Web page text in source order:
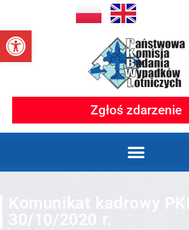
Otwórz pasek
Zgłoś zdarzenie
Komunikat kadrowy
30/10/2020 r.